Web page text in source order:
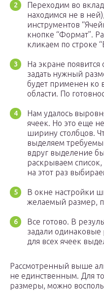
Переходим во
находимся не в
инструментов
кнопке “Формат”.
кликаем по строке
На экране
задать нужный
будет применен ко
области. По
Нам удалось
ячеек. Но это еще
ширину столбцов.
выделяем
вдруг выделение
раскрываем
на этот раз
В окне настройки
желаемый размер,
Все готово. В
задали
для всех ячеек
Рассмотренный выше
не единственным. Для
размеры, можно